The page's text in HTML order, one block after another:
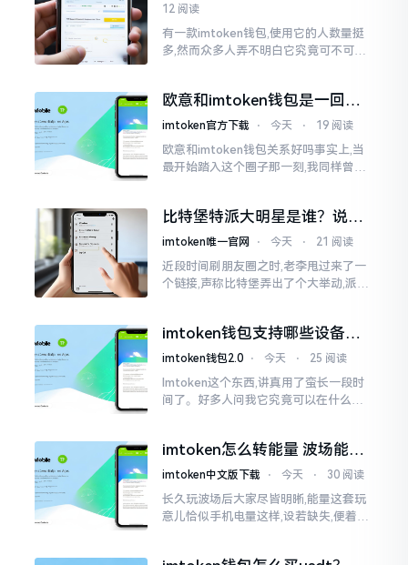
12 阅读
有一款imtoken钱包,使用它的人数量挺
多,然而众多人弄不明白它究竟可不可以
存钱罐与菜市场那般
欧意和imtoken钱包是一回事
吗？搞清楚了再装钱包
imtoken官方下载 ⋅ 今天 ⋅ 19 阅读
欧意和imtoken钱包关系好吗事实上,当
最开始踏入这个圈子那一刻,我同样曾因
推移才逐渐明晰
比特堡特派大明星是谁？说实
话，我真没搞明白
imtoken唯一官网 ⋅ 今天 ⋅ 21 阅读
近段时间刷朋友圈之时,老李甩过来了一
个链接,声称比特堡弄出了个大举动,派遣
磅”、“首发”、“独家”
imtoken钱包支持哪些设备？
手机电脑都能用
imtoken钱包2.0 ⋅ 今天 ⋅ 25 阅读
Imtoken这个东西,讲真用了蛮长一段时
间了。好多人问我它究竟可以在什么设
给予支持
imtoken怎么转能量 波场能量
转换教程
imtoken中文版下载 ⋅ 今天 ⋅ 30 阅读
长久玩波场后大家尽皆明晰,能量这套玩
意儿恰似手机电量这样,设若缺失,便着实